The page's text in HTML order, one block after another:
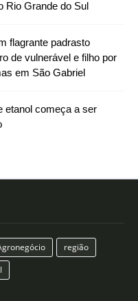
Rio Grande do Sul
flagrante padrasto
de vulnerável e filho por
em São Gabriel
etanol começa a ser
região